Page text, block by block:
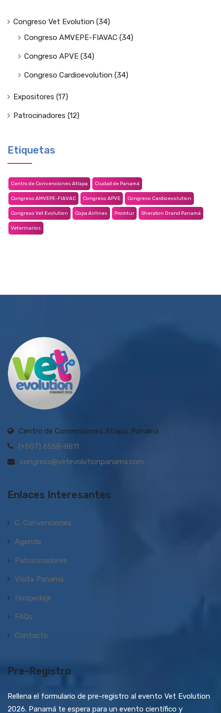
Congreso Vet Evolution (34)
Congreso AMVEPE-FIAVAC (34)
Congreso APVE (34)
Congreso Cardioevolution (34)
Expositores (17)
Patrocinadores (12)
Etiquetas
Centro de Convenciones Atlapa Ciudad de Panamá
Congreso AMVEPE-FIAVAC Congreso APVE Congreso Cardioevolution
Congreso Vet Evolution Copa Airlines Promtur Sheraton Grand Panamá
Veterinarios
Centro de Convenciones Atlapa, Panamá
(+507) 6558-8811
congreso@vetevolutionpanama.com
Enlaces Interesantes
C. Convenciones
Agenda
Patrocinadores
Visita Panamá
Hospedaje
FAQs
Contacto
Pre-Registro
Rellena el formulario de pre-registro al evento Vet Evolution
2026. Panamá te espera para un evento científico y